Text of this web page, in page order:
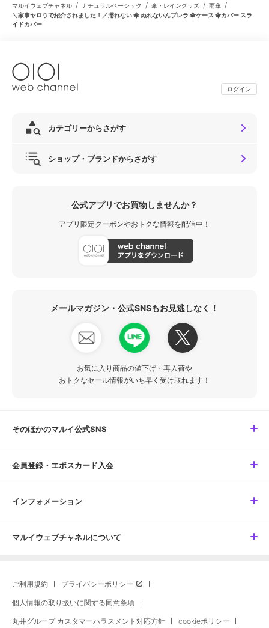
マルイウェブチャネル / ナチュラルベーシック / 傘・レイングッズ / 雨傘 /
＼家事ヤロウで紹介されました！／濡れない 傘 ぬれないんブレラ 傘ケース 傘カバー スラ
イドカバー
ログイン
カテゴリーからさがす
ショップ・ブランドからさがす
公式アプリでお買物しませんか？
アプリ限定クーポンやおトクな情報を配信中！
メールマガジン・公式SNSもお見逃しなく！
お気に入り商品の値下げ・再入荷や
おトクなセール情報がいち早く受け取れます！
そのほかのマルイ公式SNS
会員登録・エポスカード入会
インフォメーション
マルイウェブチャネルについて
ご利用規約 プライバシーポリシー
個人情報の取り扱いに関する同意条項
丸井グループ カスタマーハラスメント対応方針 cookieポリシー